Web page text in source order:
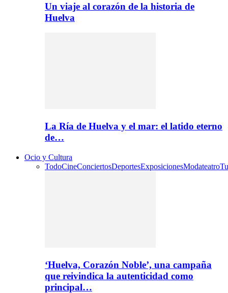
Un viaje al corazón de la historia de
Huelva
La Ría de Huelva y el mar: el latido eterno
de…
Ocio y Cultura
TodoCineConciertosDeportesExposicionesModateatro
‘Huelva, Corazón Noble’, una campaña
que reivindica la autenticidad como
principal…